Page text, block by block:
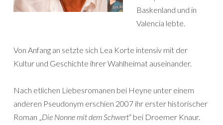
Baskenland und in
Valencia lebte.
Von Anfang an setzte sich Lea Korte intensiv mit der
Kultur und Geschichte ihrer Wahlheimat auseinander.
Nach etlichen Liebesromanen bei Heyne unter einem
anderen Pseudonym erschien 2007 ihr erster historischer
Roman „Die Nonne mit dem Schwert“ bei Droemer Knaur.